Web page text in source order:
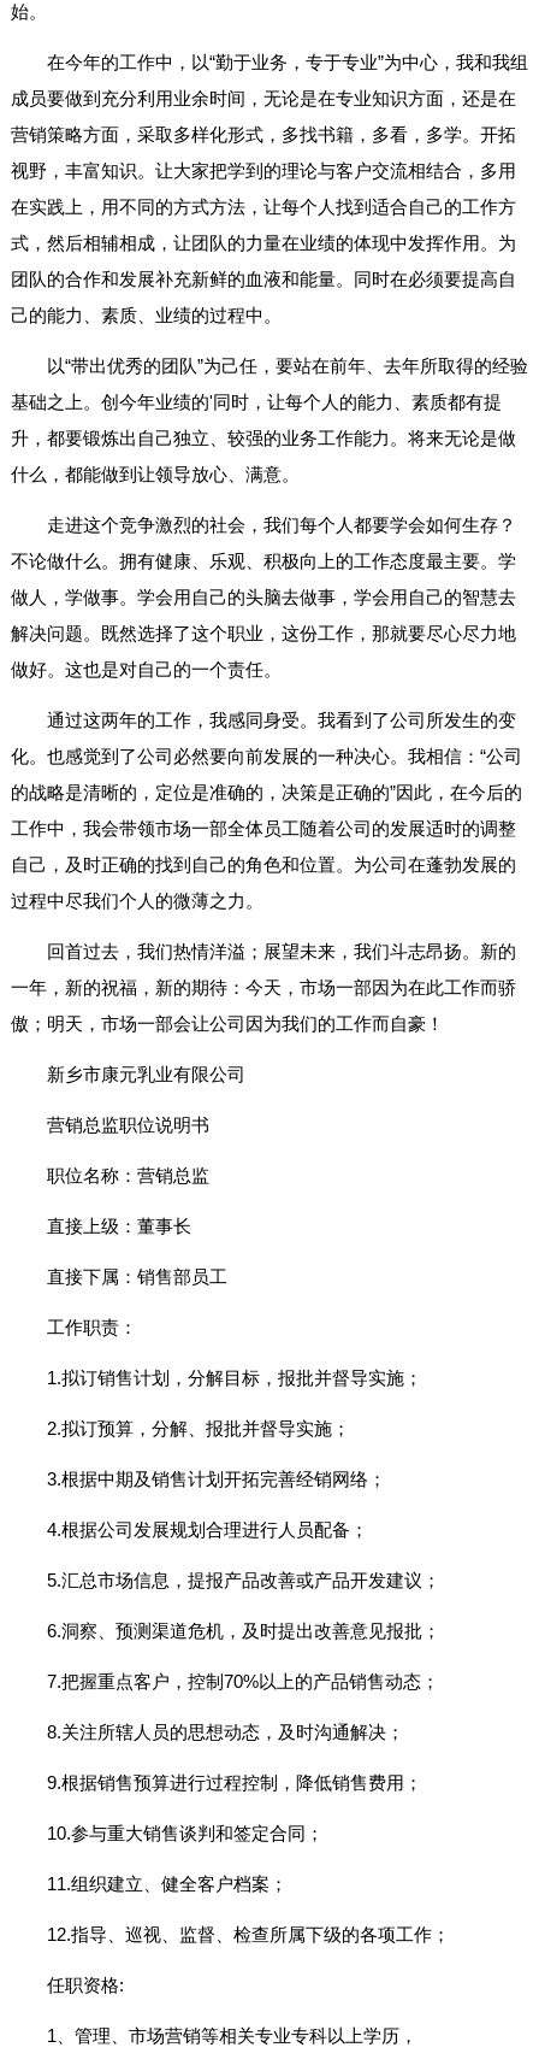
始。
在今年的工作中，以“勤于业务，专于专业”为中心，我和我组
成员要做到充分利用业余时间，无论是在专业知识方面，还是在
营销策略方面，采取多样化形式，多找书籍，多看，多学。开拓
视野，丰富知识。让大家把学到的理论与客户交流相结合，多用
在实践上，用不同的方式方法，让每个人找到适合自己的工作方
式，然后相辅相成，让团队的力量在业绩的体现中发挥作用。为
团队的合作和发展补充新鲜的血液和能量。同时在必须要提高自
己的能力、素质、业绩的过程中。
以“带出优秀的团队”为己任，要站在前年、去年所取得的经验
基础之上。创今年业绩的'同时，让每个人的能力、素质都有提
升，都要锻炼出自己独立、较强的业务工作能力。将来无论是做
什么，都能做到让领导放心、满意。
走进这个竞争激烈的社会，我们每个人都要学会如何生存？
不论做什么。拥有健康、乐观、积极向上的工作态度最主要。学
做人，学做事。学会用自己的头脑去做事，学会用自己的智慧去
解决问题。既然选择了这个职业，这份工作，那就要尽心尽力地
做好。这也是对自己的一个责任。
通过这两年的工作，我感同身受。我看到了公司所发生的变
化。也感觉到了公司必然要向前发展的一种决心。我相信：“公司
的战略是清晰的，定位是准确的，决策是正确的”因此，在今后的
工作中，我会带领市场一部全体员工随着公司的发展适时的调整
自己，及时正确的找到自己的角色和位置。为公司在蓬勃发展的
过程中尽我们个人的微薄之力。
回首过去，我们热情洋溢；展望未来，我们斗志昂扬。新的
一年，新的祝福，新的期待：今天，市场一部因为在此工作而骄
傲；明天，市场一部会让公司因为我们的工作而自豪！
新乡市康元乳业有限公司
营销总监职位说明书
职位名称：营销总监
直接上级：董事长
直接下属：销售部员工
工作职责：
1.拟订销售计划，分解目标，报批并督导实施；
2.拟订预算，分解、报批并督导实施；
3.根据中期及销售计划开拓完善经销网络；
4.根据公司发展规划合理进行人员配备；
5.汇总市场信息，提报产品改善或产品开发建议；
6.洞察、预测渠道危机，及时提出改善意见报批；
7.把握重点客户，控制70%以上的产品销售动态；
8.关注所辖人员的思想动态，及时沟通解决；
9.根据销售预算进行过程控制，降低销售费用；
10.参与重大销售谈判和签定合同；
11.组织建立、健全客户档案；
12.指导、巡视、监督、检查所属下级的各项工作；
任职资格:
1、管理、市场营销等相关专业专科以上学历，